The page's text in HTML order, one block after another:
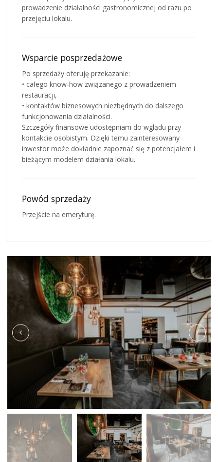
prowadzenie działalności gastronomicznej od razu po
przejęciu lokalu.
Wsparcie posprzedażowe
Po sprzedaży oferuję przekazanie:
• całego know-how związanego z prowadzeniem
restauracji,
• kontaktów biznesowych niezbędnych do dalszego
funkcjonowania działalności.
Szczegóły finansowe udostępniam do wglądu przy
kontakcie osobistym. Dzięki temu zainteresowany
inwestor może dokładnie zapoznać się z potencjałem i
bieżącym modelem działania lokalu.
Powód sprzedaży
Przejście na emeryturę.